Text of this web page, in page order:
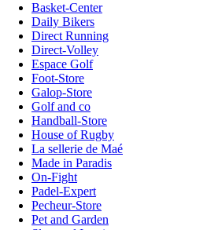
Basket-Center
Daily Bikers
Direct Running
Direct-Volley
Espace Golf
Foot-Store
Galop-Store
Golf and co
Handball-Store
House of Rugby
La sellerie de Maé
Made in Paradis
On-Fight
Padel-Expert
Pecheur-Store
Pet and Garden